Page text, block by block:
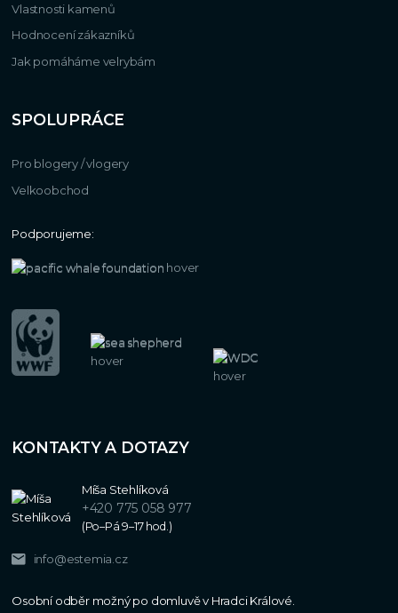
Vlastnosti kamenů
Hodnocení zákazníků
Jak pomáháme velrybám
SPOLUPRÁCE
Pro blogery / vlogery
Velkoobchod
Podporujeme:
KONTAKTY A DOTAZY
Míša Stehlíková
+420 775 058 977
(Po–Pá 9–17 hod.)
info@estemia.cz